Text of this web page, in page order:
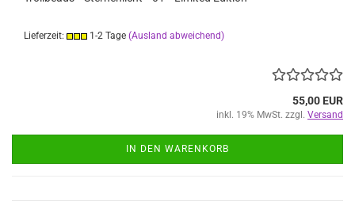
Lieferzeit: 1-2 Tage (Ausland abweichend)
55,00 EUR
inkl. 19% MwSt. zzgl. Versand
IN DEN WARENKORB